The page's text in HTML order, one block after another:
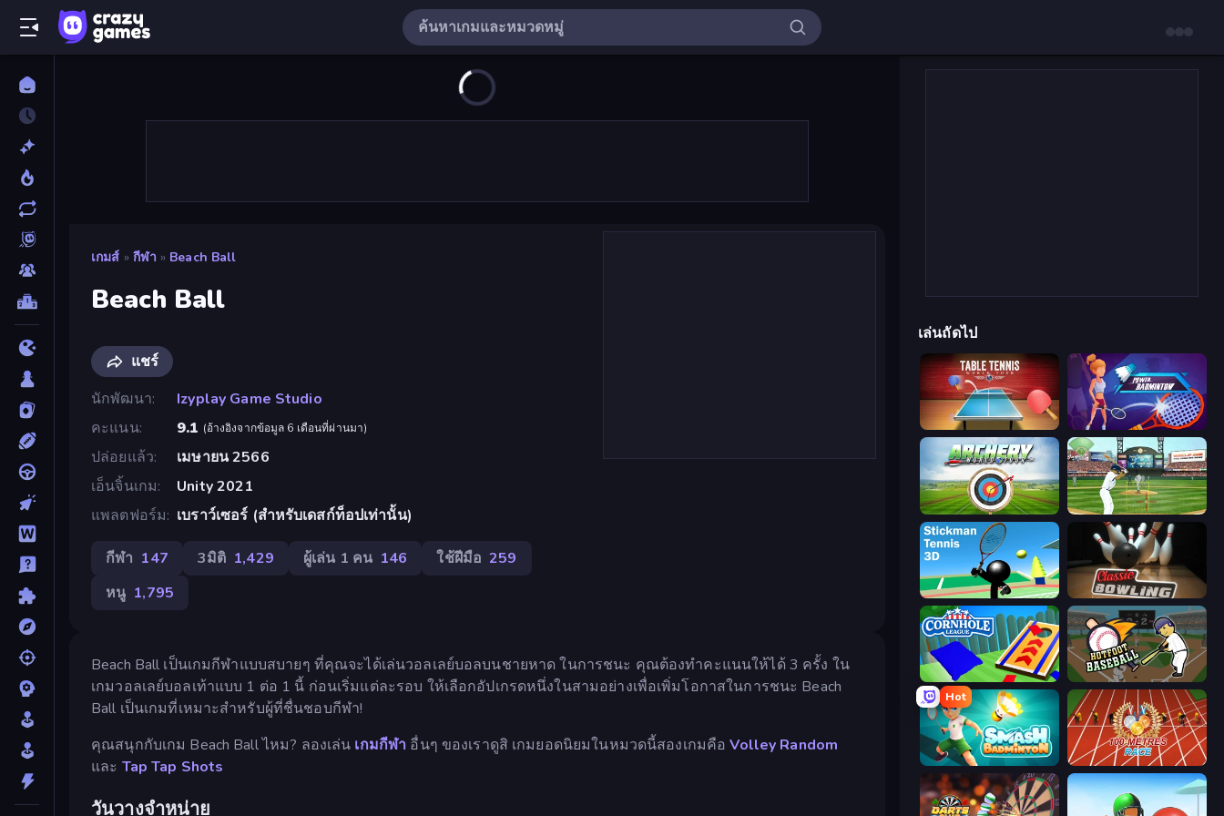
เกมส์ » กีฬา » Beach Ball
Beach Ball
แชร์
นักพัฒนา
Izyplay Game Studio
คะแนน
9.1 (อ้างอิงจากข้อมูล 6 เดือนที่ผ่านมา)
ปล่อยแล้ว
เมษายน 2566
เอ็นจิ้นเกม
Unity 2021
แพลตฟอร์ม
เบราว์เซอร์ (สำหรับเดสก์ท็อปเท่านั้น)
กีฬา 147 3มิติ 1,429 ผู้เล่น 1 คน 146 ใช้ฝีมือ 259
หนู 1,795
Beach Ball เป็นเกมกีฬาแบบสบายๆ ที่คุณจะได้เล่นวอลเลย์บอลบนชายหาด ในการชนะ คุณต้องทำคะแนนให้ได้ 3 ครั้ง ใน
เกมวอลเลย์บอลเท้าแบบ 1 ต่อ 1 นี้ ก่อนเริ่มแต่ละรอบ ให้เลือกอัปเกรดหนึ่งในสามอย่างเพื่อเพิ่มโอกาสในการชนะ Beach
Ball เป็นเกมที่เหมาะสำหรับผู้ที่ชื่นชอบกีฬา!
คุณสนุกกับเกม Beach Ball ไหม? ลองเล่น เกมกีฬา อื่นๆ ของเราดูสิ เกมยอดนิยมในหมวดนี้สองเกมคือVolley Random
และ Tap Tap Shots
วันวางจำหน่าย
เล่นถัดไป
Table Tennis World Tour Power Badminton
Archery World Tour Baseball
Stickman Tennis 3D Classic Bowling
Cornhole League Hotfoot Baseball
Hot
Smash Badminton 100 Meters Race